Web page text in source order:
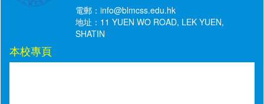
電郵： info@blmcss.edu.hk
地址：11 YUEN WO ROAD, LEK YUEN,
SHATIN
本校專頁